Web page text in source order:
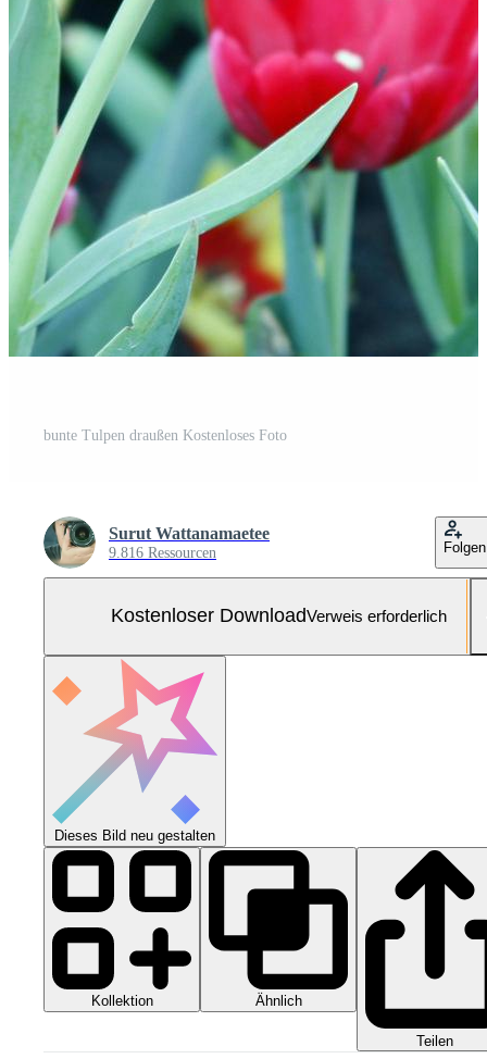
bunte Tulpen draußen Kostenloses Foto
Surut Wattanamaetee
9.816 Ressourcen Folgen
Kostenloser DownloadVerweis erforderlich
Dieses Bild neu gestalten
Kollektion Ähnlich
Teilen